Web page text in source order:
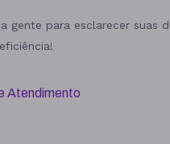
gente para esclarecer suas